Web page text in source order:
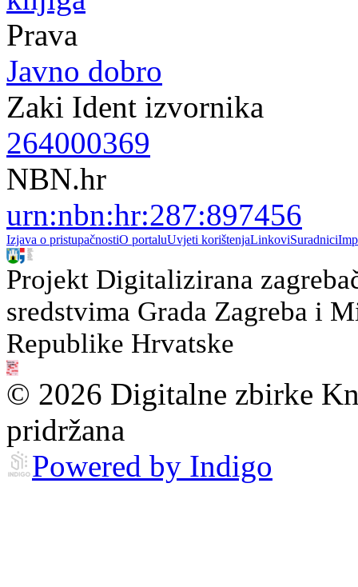
Prava
Javno dobro
Zaki Ident izvornika
264000369
NBN.hr
urn:nbn:hr:287:897456
Izjava o pristupačnostiO portaluUvjeti korištenjaLinkoviSuradnici
Projekt Digitalizirana
sredstvima Grada Zagreba i
Republike Hrvatske
© 2026 Digitalne zbirke
pridržana
Powered by Indigo